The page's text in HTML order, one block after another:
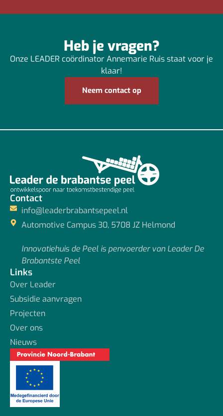
Heb je vragen?
Onze LEADER coördinator Annemarie Ruis staat voor je
klaar!
Neem contact op
Contact
info@leaderbrabantsepeel.nl
Automotive Campus 30, 5708 JZ Helmond
Innovatiehuis de Peel is penvoerder van Leader De
Brabantste Peel
Links
Over Leader
Subsidie aanvragen
Projecten
Over ons
Nieuws